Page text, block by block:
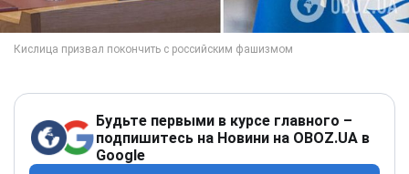
Будьте первыми в курсе главного –
подпишитесь на Новини на OBOZ.UA в
Google